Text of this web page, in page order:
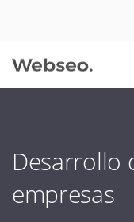
Desarrollo
empresas